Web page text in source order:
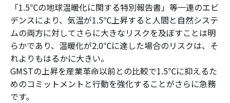
「1.5℃の地球温暖化に関する特別報告書」等一連のエビ
デンスにより、気温が1.5℃上昇すると人間と自然システ
ムの両方に対してさらに大きなリスクを及ぼすことは明
らかであり、温暖化が2.0℃に達した場合のリスクは、そ
れよりもはるかに大きい。
GMSTの上昇を産業革命以前との比較で1.5℃に抑えるた
めのコミットメントと行動を強化することがさらに急務
です。